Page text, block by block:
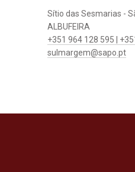
Sítio das Sesmarias -
ALBUFEIRA
+351 964 128 595 |
sulmargem@sapo.pt